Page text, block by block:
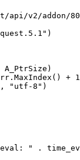
api/v2/addon/
A_PtrSize)
+
"utf-8")
" .